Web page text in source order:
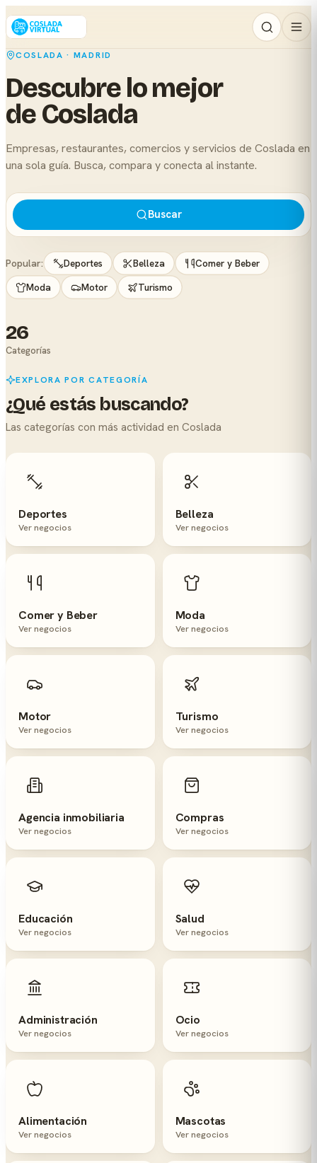
COSLADA · MADRID
Descubre lo mejor
de Coslada
Empresas, restaurantes, comercios y servicios de Coslada en
una sola guía. Busca, compara y conecta al instante.
Buscar
Popular: Deportes Belleza
Comer y Beber
Moda
Motor Turismo
26
Categorías
EXPLORA POR CATEGORÍA
¿Qué estás buscando?
Las categorías con más actividad en Coslada
Deportes
Ver negocios
Belleza
Ver negocios
Comer y Beber
Ver negocios
Moda
Ver negocios
Motor
Ver negocios
Turismo
Ver negocios
Agencia inmobiliaria
Ver negocios
Compras
Ver negocios
Educación
Ver negocios
Salud
Ver negocios
Administración
Ver negocios
Ocio
Ver negocios
Alimentación
Ver negocios
Mascotas
Ver negocios